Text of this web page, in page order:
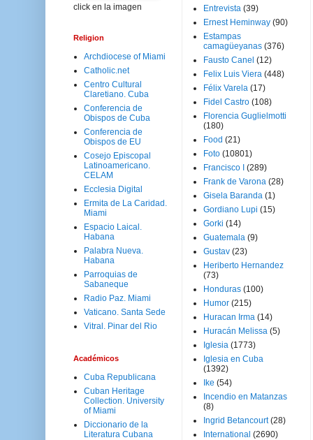
click en la imagen
Religion
Archdiocese of Miami
Catholic.net
Centro Cultural
Claretiano. Cuba
Conferencia de
Obispos de Cuba
Conferencia de
Obispos de EU
Cosejo Episcopal
Latinoamericano.
CELAM
Ecclesia Digital
Ermita de La Caridad.
Miami
Espacio Laical.
Habana
Palabra Nueva.
Habana
Parroquias de
Sabaneque
Radio Paz. Miami
Vaticano. Santa Sede
Vitral. Pinar del Rio
Académicos
Cuba Republicana
Cuban Heritage
Collection. University
of Miami
Diccionario de la
Literatura Cubana
Entrevista (39)
Ernest Heminway (90)
Estampas
camagüeyanas (376)
Fausto Canel (12)
Felix Luis Viera (448)
Félix Varela (17)
Fidel Castro (108)
Florencia Guglielmotti
(180)
Food (21)
Foto (10801)
Francisco I
(289)
Frank de Varona (28)
Gisela Baranda (1)
Gordiano Lupi (15)
Gorki (14)
Guatemala (9)
Gustav (23)
Heriberto Hernandez
(73)
Honduras (100)
Humor (215)
Huracan Irma (14)
Huracán Melissa (5)
Iglesia (1773)
Iglesia en Cuba
(1392)
Ike (54)
Incendio en Matanzas
(8)
Ingrid Betancourt (28)
International (2690)